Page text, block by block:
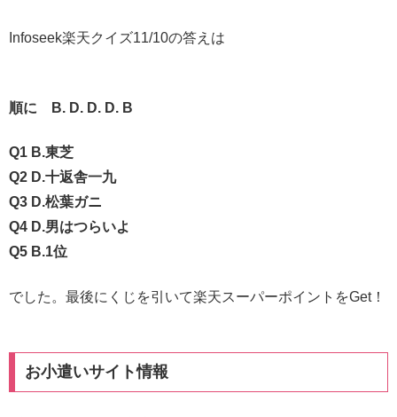
Infoseek楽天クイズ11/10の答えは
順に B. D. D. D. B
Q1 B.東芝
Q2 D.十返舎一九
Q3 D.松葉ガニ
Q4 D.男はつらいよ
Q5 B.1位
でした。最後にくじを引いて楽天スーパーポイントをGet！
お小遣いサイト情報